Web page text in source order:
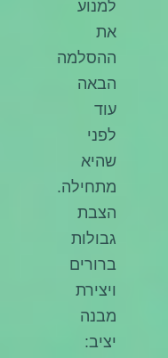
למנוע
את
ההסלמה
הבאה
עוד
לפני
שהיא
מתחילה.
הצבת
גבולות
ברורים
ויצירת
מבנה
יציב: